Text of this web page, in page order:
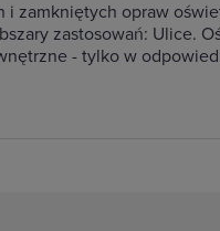
zamkniętych opraw
zastosowań: Ulice.
- tylko w